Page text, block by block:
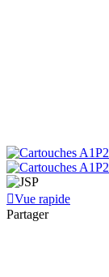
Vue rapide
Partager